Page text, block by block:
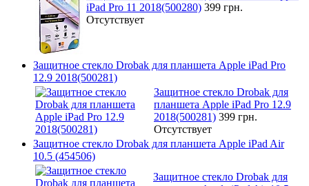
iPad Pro 11 2018(500280) 399 грн.
Отсутствует
Защитное стекло Drobak для планшета Apple iPad Pro
12.9 2018(500281)
Защитное стекло Drobak для
планшета Apple iPad Pro 12.9
2018(500281) 399 грн.
Отсутствует
Защитное стекло Drobak для планшета Apple iPad Air
10.5 (454506)
Защитное стекло Drobak для